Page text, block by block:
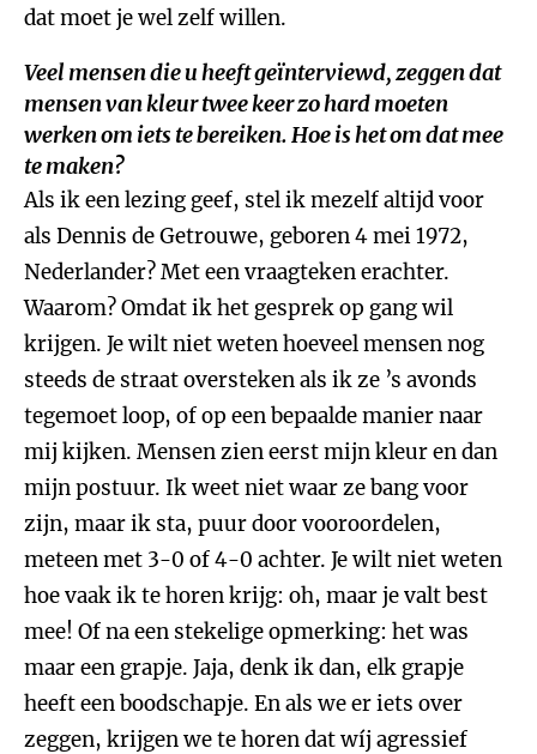
dat moet je wel zelf willen.
Veel mensen die u heeft geïnterviewd, zeggen dat
mensen van kleur twee keer zo hard moeten
werken om iets te bereiken. Hoe is het om dat mee
te maken?
Als ik een lezing geef, stel ik mezelf altijd voor
als Dennis de Getrouwe, geboren 4 mei 1972,
Nederlander? Met een vraagteken erachter.
Waarom? Omdat ik het gesprek op gang wil
krijgen. Je wilt niet weten hoeveel mensen nog
steeds de straat oversteken als ik ze ’s avonds
tegemoet loop, of op een bepaalde manier naar
mij kijken. Mensen zien eerst mijn kleur en dan
mijn postuur. Ik weet niet waar ze bang voor
zijn, maar ik sta, puur door vooroordelen,
meteen met 3-0 of 4-0 achter. Je wilt niet weten
hoe vaak ik te horen krijg: oh, maar je valt best
mee! Of na een stekelige opmerking: het was
maar een grapje. Jaja, denk ik dan, elk grapje
heeft een boodschapje. En als we er iets over
zeggen, krijgen we te horen dat wíj agressief